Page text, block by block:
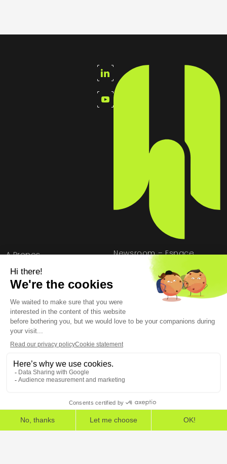
A Propos
Rejoignez-nous !
Newsroom – Espace
Partenariats écoles
The European Cybersecurity Leader in Workspace
Detection and Response
Méthodologie»
Pourquoi mener des exercices de crise cyber?
Conditions générales